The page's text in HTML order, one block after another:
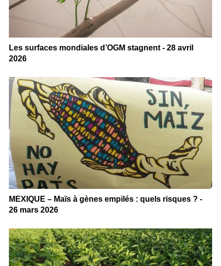
Les surfaces mondiales d’OGM stagnent - 28 avril
2026
MEXIQUE – Maïs à gènes empilés : quels risques ? -
26 mars 2026